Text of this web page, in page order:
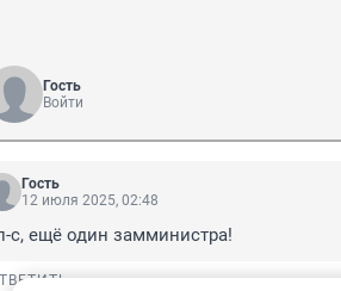
Гость
Войти
Гость
12 июля 2025, 02:48
с, ещё один замминистра!